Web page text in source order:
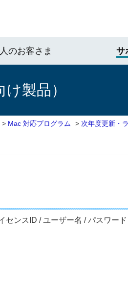
のお客さま サ
製品）
> Mac 対応プログラム > 次年度更新・
ンスID / ユーザー名 / パスワー